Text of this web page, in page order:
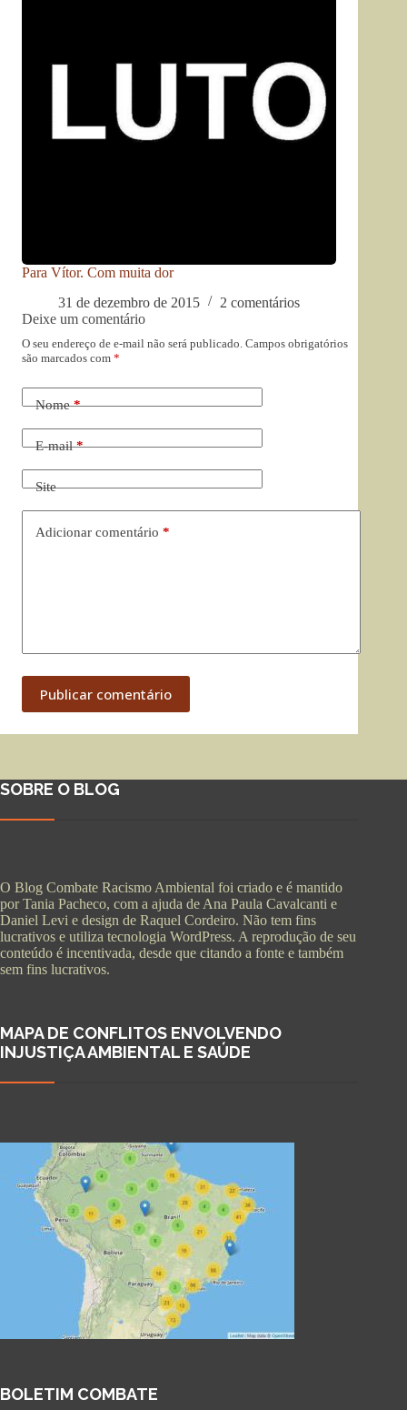
Para Vítor. Com muita dor
31 de dezembro de 2015
2 comentários
Deixe um comentário
O seu endereço de e-mail não será publicado. Campos obrigatórios
são marcados com *
Nome*
E-mail*
Site
Adicionar comentário *
Publicar comentário
SOBRE O BLOG
O Blog Combate Racismo Ambiental foi criado e é mantido
por Tania Pacheco, com a ajuda de Ana Paula Cavalcanti e
Daniel Levi e design de Raquel Cordeiro. Não tem fins
lucrativos e utiliza tecnologia WordPress. A reprodução de seu
conteúdo é incentivada, desde que citando a fonte e também
sem fins lucrativos.
MAPA DE CONFLITOS ENVOLVENDO
INJUSTIÇA AMBIENTAL E SAÚDE
BOLETIM COMBATE